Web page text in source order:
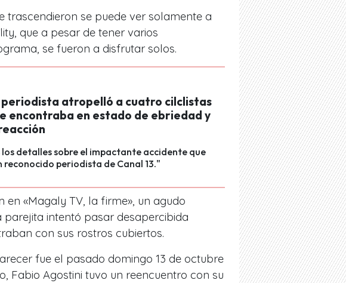
trascendieron se puede ver solamente a
que a pesar de tener varios
se fueron a disfrutar solos.
periodista atropelló a cuatro cilclistas
encontraba en estado de ebriedad y
detalles sobre el impactante accidente que
periodista de Canal 13."
«Magaly TV, la firme», un agudo
intentó pasar desapercibida
con sus rostros cubiertos.
fue el pasado domingo 13 de octubre
Fabio Agostini tuvo un reencuentro con su